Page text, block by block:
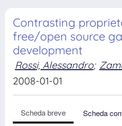
Contrasting
free/open source
development
Rossi, Alessandro;
2008-01-01
Scheda breve
Scheda